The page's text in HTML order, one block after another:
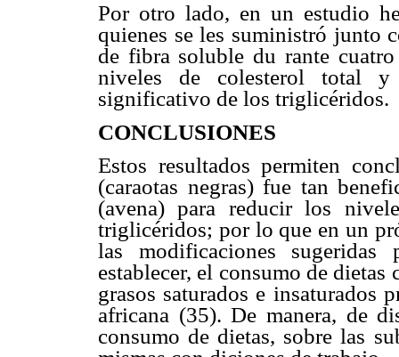
Por otro lado, en un estudio
quienes se les suministró junto
de fibra soluble du rante
niveles de colesterol total
significativo de los triglicéridos.
CONCLUSIONES
Estos resultados permiten
(caraotas negras) fue tan
(avena) para reducir los
triglicéridos; por lo que en un
las modificaciones
establecer, el consumo de
grasos saturados e insaturados
africana (35). De manera, de
consumo de dietas, sobre las